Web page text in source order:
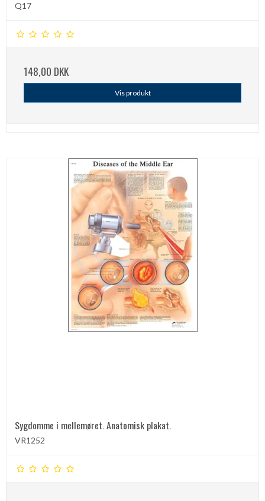
Q17
148,00 DKK
Vis produkt
Sygdomme i mellemøret. Anatomisk plakat.
VR1252